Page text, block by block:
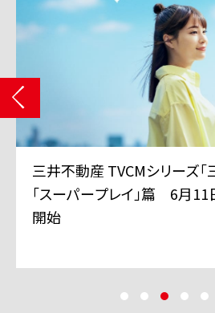
三井不動産 TVCMシリーズ「
「スーパープレイ」篇 6月
開始